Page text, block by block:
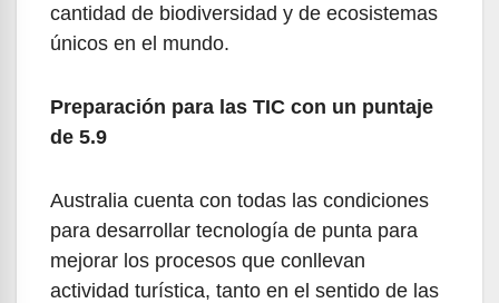
cantidad de biodiversidad y de ecosistemas
únicos en el mundo.
Preparación para las TIC con un puntaje
de 5.9
Australia cuenta con todas las condiciones
para desarrollar tecnología de punta para
mejorar los procesos que conllevan
actividad turística, tanto en el sentido de las